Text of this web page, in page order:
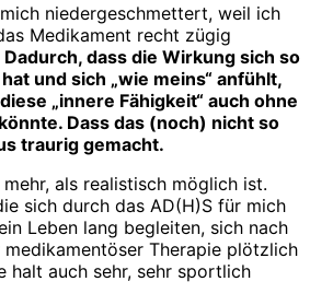
niedergeschmettert, weil ich
Medikament recht zügig
Dadurch, dass die Wirkung sich so
und sich „wie meins“ anfühlt,
„innere Fähigkeit“ auch ohne
Dass das (noch) nicht so
traurig gemacht.
als realistisch möglich ist.
sich durch das AD(H)S für mich
Leben lang begleiten, sich nach
Therapie plötzlich
halt auch sehr, sehr sportlich